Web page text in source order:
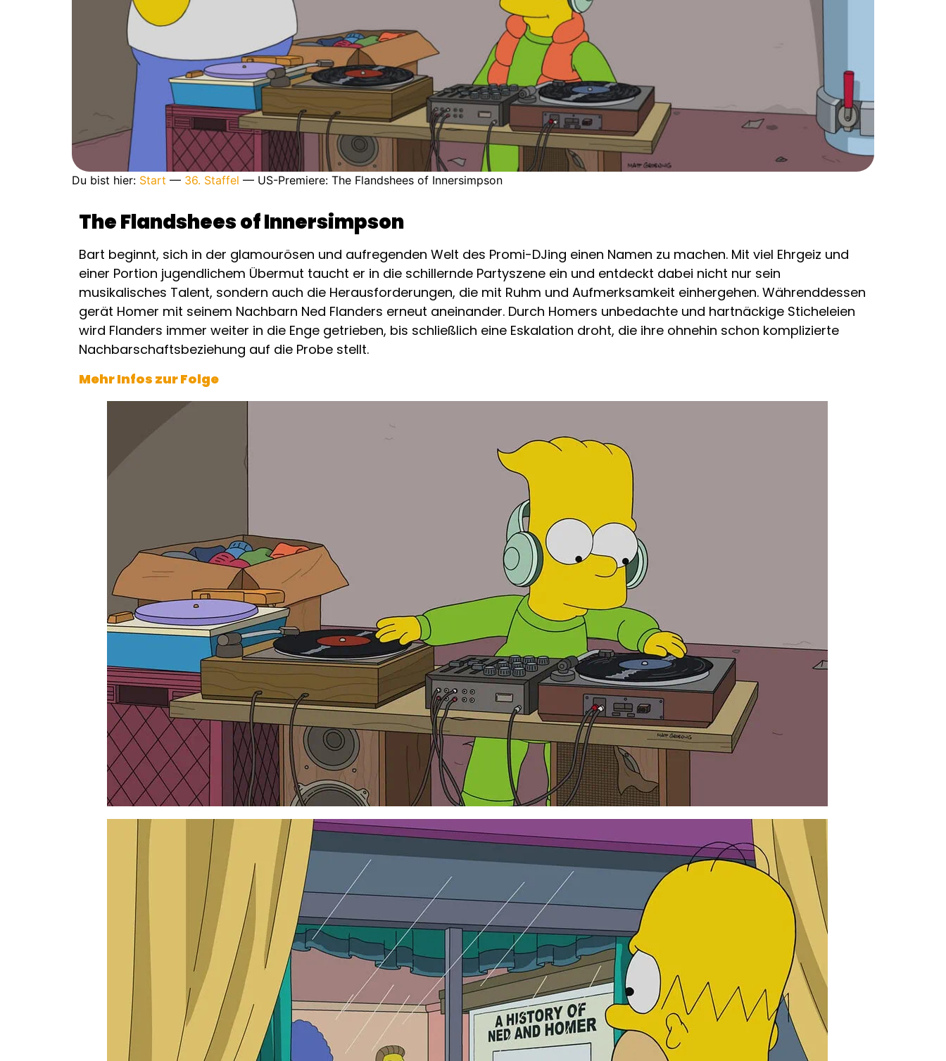
Du bist hier: Start — 36. Staffel — US-Premiere: The Flandshees of Innersimpson
The Flandshees of Innersimpson
Bart beginnt, sich in der glamourösen und aufregenden Welt des Promi-DJing einen Namen zu machen. Mit viel Ehrgeiz und
einer Portion jugendlichem Übermut taucht er in die schillernde Partyszene ein und entdeckt dabei nicht nur sein
musikalisches Talent, sondern auch die Herausforderungen, die mit Ruhm und Aufmerksamkeit einhergehen. Währenddessen
gerät Homer mit seinem Nachbarn Ned Flanders erneut aneinander. Durch Homers unbedachte und hartnäckige Sticheleien
wird Flanders immer weiter in die Enge getrieben, bis schließlich eine Eskalation droht, die ihre ohnehin schon komplizierte
Nachbarschaftsbeziehung auf die Probe stellt.
Mehr Infos zur Folge